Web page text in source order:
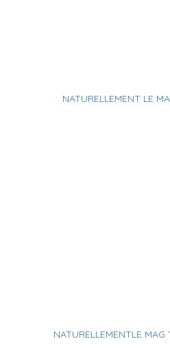
NATURELLEMENT LE
NATURELLEMENTLE